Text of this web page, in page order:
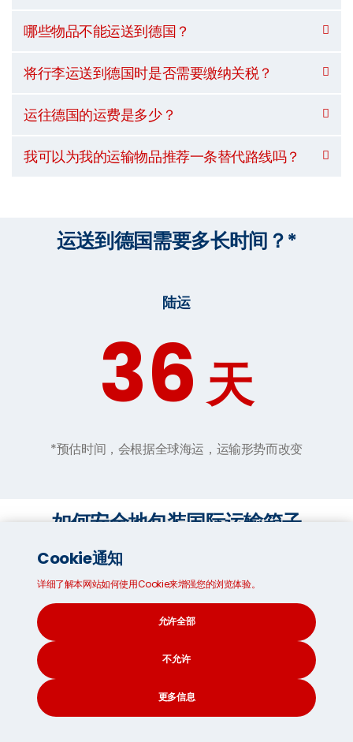
哪些物品不能运送到德国？
将行李运送到德国时是否需要缴纳关税？
运往德国的运费是多少？
我可以为我的运输物品推荐一条替代路线吗？
运送到德国需要多长时间？*
陆运
36天
*预估时间，会根据全球海运，运输形势而改变
如何安全地包装国际运输箱子
聘请专业的包装服务是确保你的贵重物品完好无损地抵达目
如果你自己打包，请留出足够的时间来打包每件物品，并遵
循我们的 4 个实用指南。如需更深入的打包技巧，请查看我
Cookie通知
详细了解本网站如何使用Cookie来增强您的浏览体验。
允许全部
不允许
更多信息